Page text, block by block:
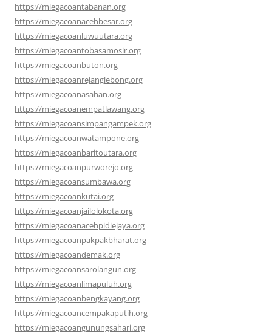
https://miegacoantabanan.org
https://miegacoanacehbesar.org
https://miegacoanluwuutara.org
https://miegacoantobasamosir.org
https://miegacoanbuton.org
https://miegacoanrejanglebong.org
https://miegacoanasahan.org
https://miegacoanempatlawang.org
https://miegacoansimpangampek.org
https://miegacoanwatampone.org
https://miegacoanbaritoutara.org
https://miegacoanpurworejo.org
https://miegacoansumbawa.org
https://miegacoankutai.org
https://miegacoanjailolokota.org
https://miegacoanacehpidiejaya.org
https://miegacoanpakpakbharat.org
https://miegacoandemak.org
https://miegacoansarolangun.org
https://miegacoanlimapuluh.org
https://miegacoanbengkayang.org
https://miegacoancempakaputih.org
https://miegacoangunungsahari.org